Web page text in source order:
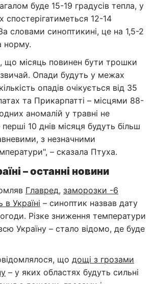
буде 15-19 градусів тепла, у
спостерігатиметься 12-14
словами синоптикині, це на 1,5-2
норму.
що місяць повинен бути трошки
Опади будуть у межах
опадів очікується від 35
та Прикарпатті – місцями 88-
аномалій у травні не
10 днів місяця будуть більш
з незначними
– сказала Птуха.
– останні новини
Главред, заморозки -6
в Україні – синоптик назвав дату
Різке зниження температури
Україну – стало відомо, де буде
що дощі з грозами
– у яких областях будуть сильні